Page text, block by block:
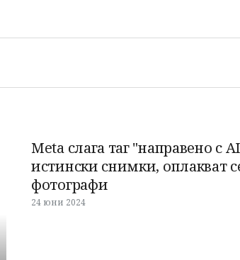
Meta слага таг "направено с
истински снимки, оплакват
фотографи
24 юни 2024